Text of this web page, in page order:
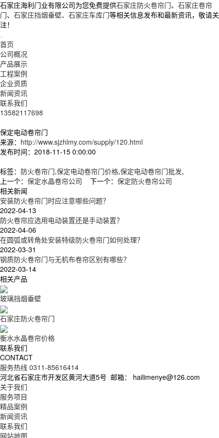
石家庄海利门业有限公司为您免费提供石家庄防火卷帘门、 石家庄卷帘
门、 石家庄挡烟垂壁、石家庄车库门等相关信息发布和最新资讯，敬请关
注！
首页
公司概况
产品展示
工程案例
企业资质
新闻资讯
联系我们
13582117698
保定电动卷帘门
来源： http://www.sjzhlmy.com/supply/120.html
发布时间：2018-11-15 0:00:00
标签： 防火卷帘门,保定电动卷帘门价格,保定电动卷帘门批发,
上一个： 保定水晶卷帘公司 下一个： 保定防火卷帘公司
相关新闻
安装防火卷帘门时应注意哪些问题？
2022-04-13
防火卷帘应选用电动装置还是手动装置？
2022-04-06
在圆弧或转角处安装特级防火卷帘门如何处理？
2022-03-31
钢质防火卷帘门与无机布卷帘区别有哪些？
2022-03-14
相关产品
玻璃挡烟垂壁
石家庄防火卷帘门
衡水水晶卷帘价格
联系我们
CONTACT
服务热线 0311-85616414
河北省石家庄市开发区黄河大道5号 邮箱： hailimenye@126.com
关于我们
服务项目
精品案例
新闻资讯
联系我们
网站地图